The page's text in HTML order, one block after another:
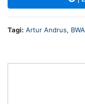
Tagi: Artur Andrus,